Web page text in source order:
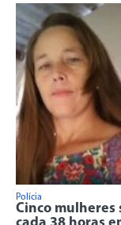
Polícia
Cinco mulheres